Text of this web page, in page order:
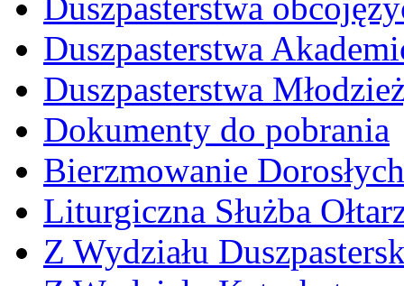
Duszpasterstwa
Duszpasterstwa
Duszpasterstwa
Dokumenty do pobrania
Bierzmowanie Dorosłych
Liturgiczna Służba
Z Wydziału